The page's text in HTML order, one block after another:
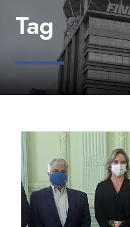
Tag